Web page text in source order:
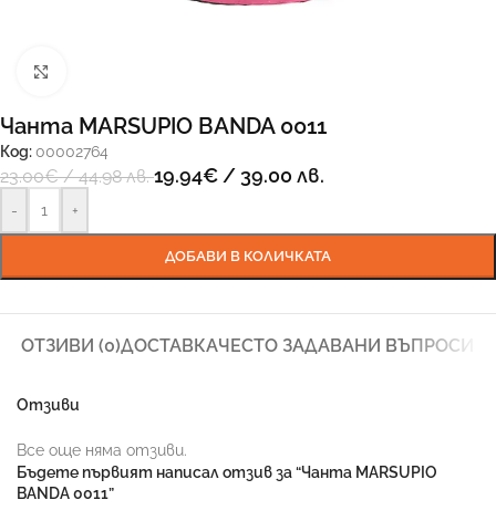
Чанта MARSUPIO BANDA 0011
Код: 00002764
23.00€/ 44.98 лв.19.94€ / 39.00 лв.
- +
ДОБАВИ В КОЛИЧКАТА
ОТЗИВИ (0)ДОСТАВКАЧЕСТО ЗАДАВАНИ ВЪПРОСИ
Отзиви
Все още няма отзиви.
Бъдете първият написал отзив за “Чанта MARSUPIO
BANDA 0011”